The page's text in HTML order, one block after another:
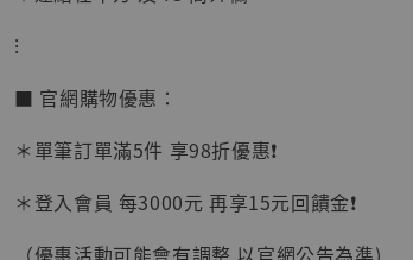
【現貨】
BJSTUDIO 1/6系列
可動蒐藏人偶 讓子
彈飛 鵝城縣長 張麻
子 [BK01]
- +
⁝
■ 官網購物優惠：
＊單筆訂單滿5件 享98折優惠❗️
＊登入會員 每3000元 再享15元回饋金❗️
（優惠活動可能會有調整 以官網公告為準)